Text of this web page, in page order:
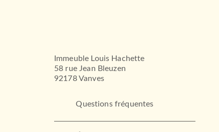
Immeuble Louis Hachette
58 rue Jean Bleuzen
92178 Vanves
Questions fréquentes